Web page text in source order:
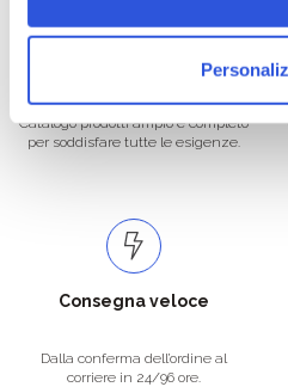
Oltre 50.000 prodotti
Catalogo prodotti ampio e completo
per soddisfare tutte le esigenze.
Consegna veloce
Dalla conferma dell’ordine al
corriere in 24/96 ore.